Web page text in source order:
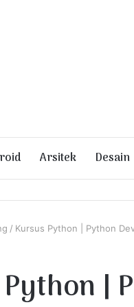
Arsitek Desain
/ Kursus Python | Python
|